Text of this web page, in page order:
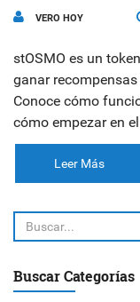
VERO HOY
stOSMO es un
ganar
Conoce cómo
cómo empezar en
Leer Más
Buscar Categorías